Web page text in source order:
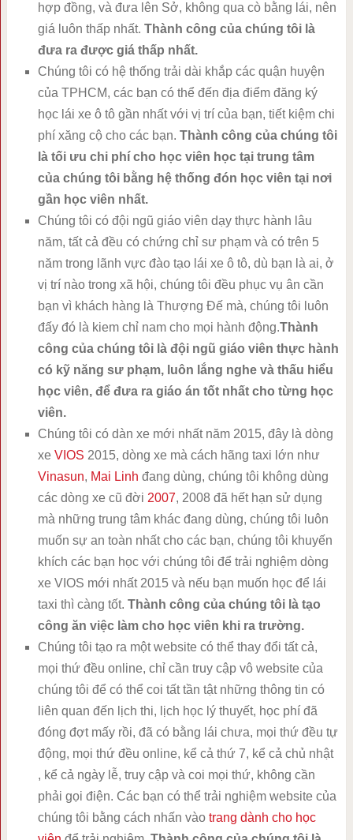
hợp đồng, và đưa lên Sở, không qua cò bằng lái, nên
giá luôn thấp nhất. Thành công của chúng tôi là
đưa ra được giá thấp nhất.
Chúng tôi có hệ thống trải dài khắp các quận huyện
của TPHCM, các bạn có thể đến địa điểm đăng ký
học lái xe ô tô gần nhất với vị trí của bạn, tiết kiệm chi
phí xăng cộ cho các bạn. Thành công của chúng tôi
là tối ưu chi phí cho học viên học tại trung tâm
của chúng tôi bằng hệ thống đón học viên tại nơi
gần học viên nhất.
Chúng tôi có đội ngũ giáo viên dạy thực hành lâu
năm, tất cả đều có chứng chỉ sư phạm và có trên 5
năm trong lãnh vực đào tạo lái xe ô tô, dù bạn là ai, ở
vị trí nào trong xã hội, chúng tôi đều phục vụ ân cần
bạn vì khách hàng là Thượng Đế mà, chúng tôi luôn
đấy đó là kiem chỉ nam cho mọi hành động.Thành
công của chúng tôi là đội ngũ giáo viên thực hành
có kỹ năng sư phạm, luôn lắng nghe và thấu hiểu
học viên, để đưa ra giáo án tốt nhất cho từng học
viên.
Chúng tôi có dàn xe mới nhất năm 2015, đây là dòng
xe VIOS 2015, dòng xe mà cách hãng taxi lớn như
Vinasun, Mai Linh đang dùng, chúng tôi không dùng
các dòng xe cũ đời 2007, 2008 đã hết hạn sử dụng
mà những trung tâm khác đang dùng, chúng tôi luôn
muốn sự an toàn nhất cho các bạn, chúng tôi khuyến
khích các bạn học với chúng tôi để trải nghiệm dòng
xe VIOS mới nhất 2015 và nếu bạn muốn học để lái
taxi thì càng tốt. Thành công của chúng tôi là tạo
công ăn việc làm cho học viên khi ra trường.
Chúng tôi tạo ra một website có thể thay đổi tất cả,
mọi thứ đều online, chỉ cần truy cập vô website của
chúng tôi để có thể coi tất tần tật những thông tin có
liên quan đến lịch thi, lịch học lý thuyết, học phí đã
đóng đợt mấy rồi, đã có bằng lái chưa, mọi thứ đều tự
động, mọi thứ đều online, kể cả thứ 7, kể cả chủ nhật
, kể cả ngày lễ, truy cập và coi mọi thứ, không cần
phải gọi điện. Các bạn có thể trải nghiệm website của
chúng tôi bằng cách nhấn vào trang dành cho học